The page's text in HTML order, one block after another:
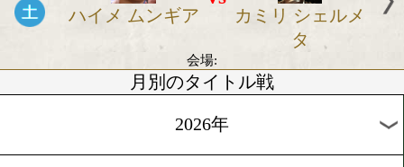
6/5
ダニエル デュボ
ア
vs
ボグダン